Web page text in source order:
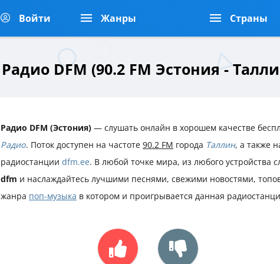
Войти Жанры Страны
Радио DFM (90.2 FM Эстония -
Радио DFM (Эстония) — слушать онлайн в хорошем качестве
Радио. Поток доступен на частоте 90.2 FM города Таллин, а также
радиостанции dfm.ee. В любой точке мира, из любого устройства
dfm и наслаждайтесь лучшими песнями, свежими новостями,
жанра поп-музыка в котором и проигрывается данная